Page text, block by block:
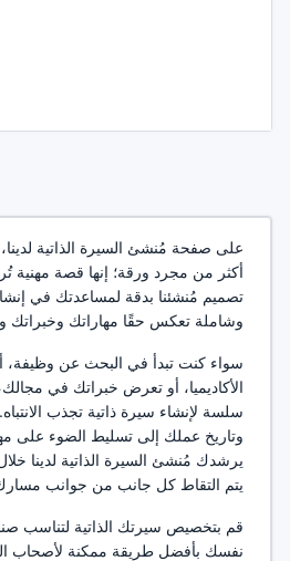
على صفحة مُنشئ السيرة الذاتية
أكثر من مجرد ورقة؛ إنها قصة مهنية
تصميم مُنشئنا بدقة لمساعدتك في
وشاملة تعكس حقًا مهاراتك وخبراتك
سواء كنت تبدأ في البحث عن
الأكاديميا، أو تعرض خبراتك في
سلسة لإنشاء سيرة ذاتية تجذب
وتاريخ عملك إلى تسليط الضوء على
يرشدك مُنشئ السيرة الذاتية لدينا
يتم التقاط كل جانب من جوانب
قم بتخصيص سيرتك الذاتية لتناسب
نفسك بأفضل طريقة ممكنة لأصحاب